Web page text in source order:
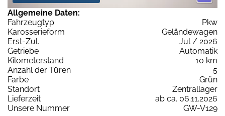
Allgemeine Daten:
Fahrzeugtyp
Pkw
Karosserieform
Geländewagen
Erst-Zul.
Jul / 2026
Getriebe
Automatik
Kilometerstand
10 km
Anzahl der Türen
5
Farbe
Grün
Standort
Zentrallager
Lieferzeit
ab ca. 06.11.2026
Unsere Nummer
GW-V129